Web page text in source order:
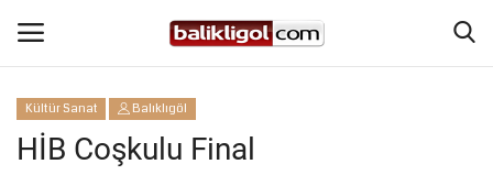
Giriş Yap
Kültür Sanat Balıklıgöl
HİB Coşkulu Final